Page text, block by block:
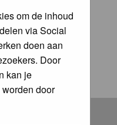
om de inhoud
via Social
doen aan
Door
kan je
door